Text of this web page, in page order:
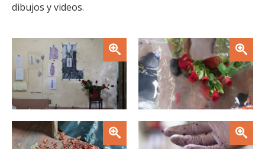
dibujos y videos.
Zoom Zoom
Zoom Zoom